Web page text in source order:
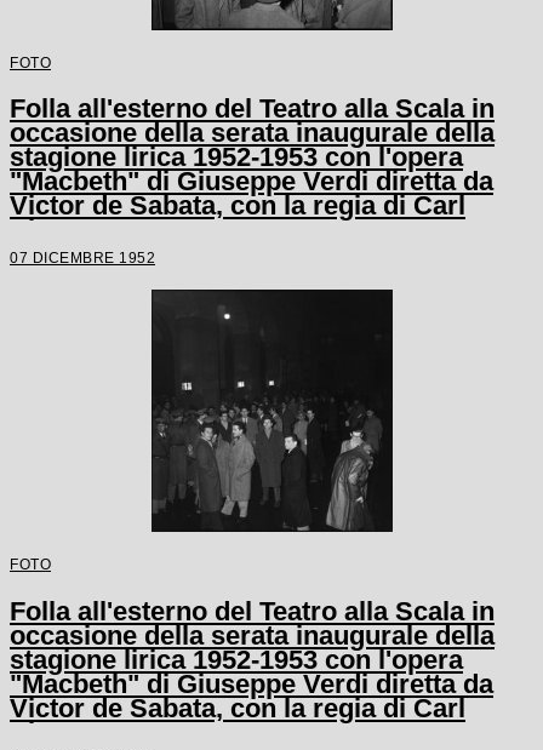
FOTO
Folla all'esterno del Teatro alla Scala in
occasione della serata inaugurale della
stagione lirica 1952-1953 con l'opera
"Macbeth" di Giuseppe Verdi diretta da
Victor de Sabata, con la regia di Carl
Ebert
07 DICEMBRE 1952
FOTO
Folla all'esterno del Teatro alla Scala in
occasione della serata inaugurale della
stagione lirica 1952-1953 con l'opera
"Macbeth" di Giuseppe Verdi diretta da
Victor de Sabata, con la regia di Carl
Ebert